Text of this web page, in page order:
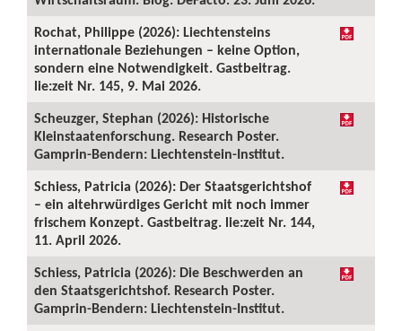
Rochat, Philippe (2026): Liechtensteins
internationale Beziehungen – keine Option,
sondern eine Notwendigkeit. Gastbeitrag.
lie:zeit Nr. 145, 9. Mai 2026.
Scheuzger, Stephan (2026): Historische
Kleinstaatenforschung. Research Poster.
Gamprin-Bendern: Liechtenstein-Institut.
Schiess, Patricia (2026): Der Staatsgerichtshof
– ein altehrwürdiges Gericht mit noch immer
frischem Konzept. Gastbeitrag. lie:zeit Nr. 144,
11. April 2026.
Schiess, Patricia (2026): Die Beschwerden an
den Staatsgerichtshof. Research Poster.
Gamprin-Bendern: Liechtenstein-Institut.